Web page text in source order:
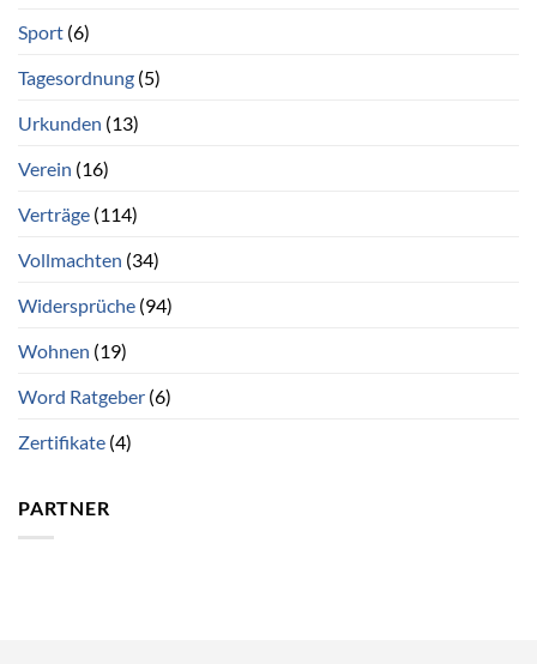
Sport (6)
Tagesordnung (5)
Urkunden (13)
Verein (16)
Verträge (114)
Vollmachten (34)
Widersprüche (94)
Wohnen (19)
Word Ratgeber (6)
Zertifikate (4)
PARTNER